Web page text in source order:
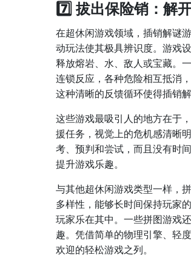
7️⃣ 拔出保险销：解
在超休闲游戏领域，插销解谜
动玩法使其极具辨识度。游戏
释放熔岩、水、敌人或宝藏。
连锁反应，各种危险相互抵消
这种清晰的反馈循环使得插销
这些游戏最吸引人的地方在于
援任务，视觉上的危机感清晰
考、预判和尝试，而且没有时
提升游戏乐趣。
与其他超休闲游戏类型一样，
多样性，能够长时间保持玩家
玩家乐在其中。一些拼图游戏
趣。凭借简单的物理引擎、轻
欢迎的轻松游戏之列。